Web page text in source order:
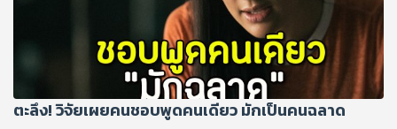
ตะลึง! วิจัยเผยคนชอบพูดคนเดียว มักเป็นคนฉลาด